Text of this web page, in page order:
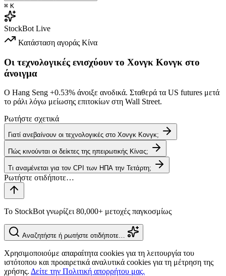
⌘ K
StockBot Live
Κατάσταση αγοράς Κίνα
Οι τεχνολογικές ενισχύουν το Χονγκ Κονγκ στο
άνοιγμα
Ο Hang Seng +0.53% άνοιξε ανοδικά. Σταθερά τα US futures μετά
το ράλι λόγω μείωσης επιτοκίων στη Wall Street.
Ρωτήστε σχετικά
Γιατί ανεβαίνουν οι τεχνολογικές στο Χονγκ Κονγκ;
Πώς κινούνται οι δείκτες της ηπειρωτικής Κίνας;
Τι αναμένεται για τον CPI των ΗΠΑ την Τετάρτη;
Το StockBot γνωρίζει 80,000+ μετοχές παγκοσμίως
Αναζητήστε ή ρωτήστε οτιδήποτε…
Χρησιμοποιούμε απαραίτητα cookies για τη λειτουργία του
ιστότοπου και προαιρετικά αναλυτικά cookies για τη μέτρηση της
χρήσης. Δείτε την Πολιτική απορρήτου μας.